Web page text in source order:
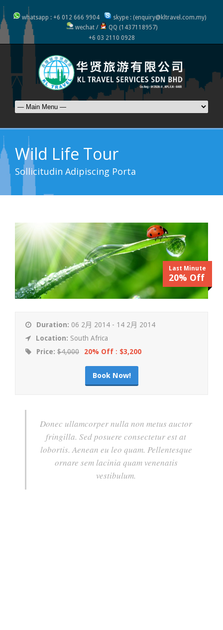
whatsapp : +6 012 666 9904
skype : (enquiry@kltravel.com.my)
wechat /
QQ (1437118957)
+6 03 2110 0928
Wild Life Tour
Sollicitudin Adipiscing Porta
Last Minute
20% Off
Duration: 06 2月 2014 - 14 2月 2014
Location: South Africa
Price: $4,000 20% Off : $3,200
Book Now!
Donec ullamcorper nulla non metus auctor
fringilla. Sed posuere consectetur est at
lobortis. Aenean eu leo quam. Pellentesque
ornare sem lacinia quam venenatis
vestibulum.